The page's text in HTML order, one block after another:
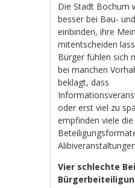
Die Stadt Bochum
besser bei Bau-
einbinden, ihre
mitentscheiden
Bürger fühlen sich
bei manchen
beklagt, dass
oder erst viel zu
empfinden viele die
Vier schlechte